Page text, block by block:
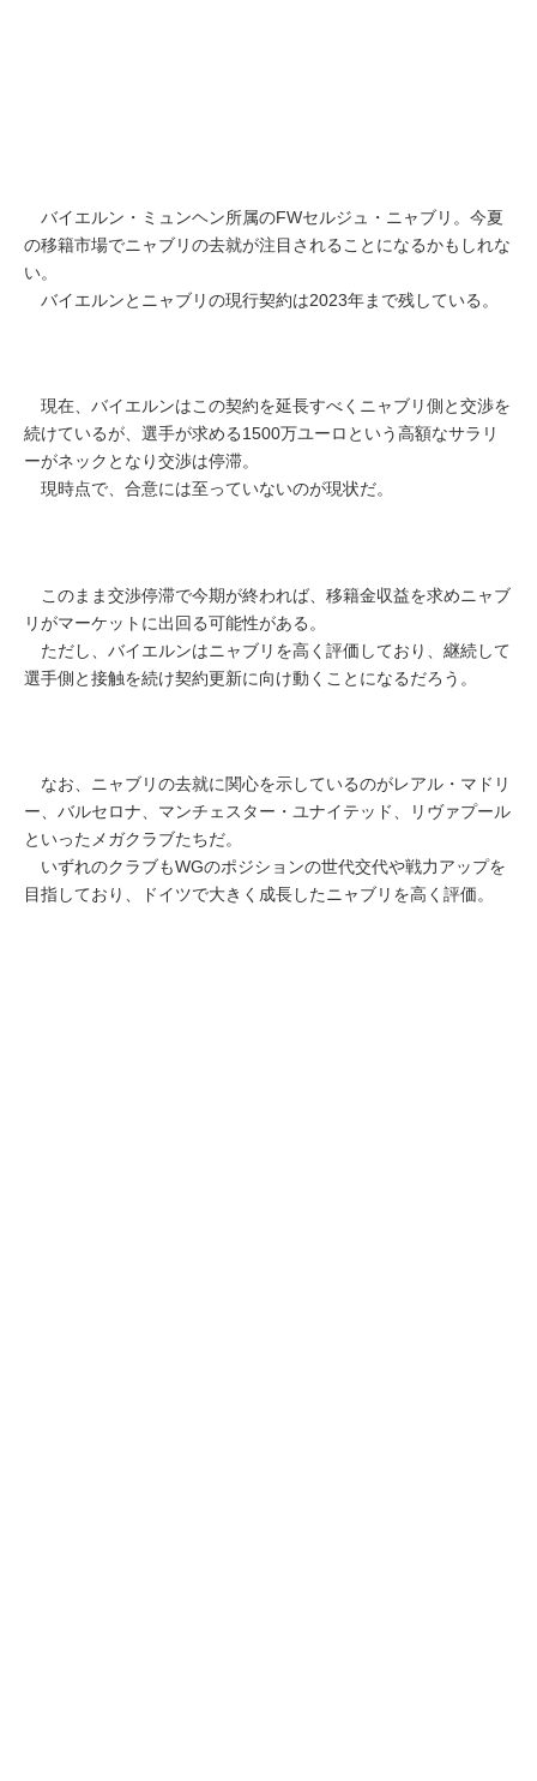
バイエルン・ミュンヘン所属のFWセルジュ・ニャブリ。今夏
の移籍市場でニャブリの去就が注目されることになるかもしれな
い。
バイエルンとニャブリの現行契約は2023年まで残している。
現在、バイエルンはこの契約を延長すべくニャブリ側と交渉を
続けているが、選手が求める1500万ユーロという高額なサラリ
ーがネックとなり交渉は停滞。
現時点で、合意には至っていないのが現状だ。
このまま交渉停滞で今期が終われば、移籍金収益を求めニャブ
リがマーケットに出回る可能性がある。
ただし、バイエルンはニャブリを高く評価しており、継続して
選手側と接触を続け契約更新に向け動くことになるだろう。
なお、ニャブリの去就に関心を示しているのがレアル・マドリ
ー、バルセロナ、マンチェスター・ユナイテッド、リヴァプール
といったメガクラブたちだ。
いずれのクラブもWGのポジションの世代交代や戦力アップを
目指しており、ドイツで大きく成長したニャブリを高く評価。